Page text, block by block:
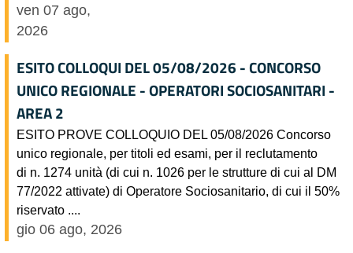
ven 07 ago,
2026
ESITO COLLOQUI DEL 05/08/2026 - CONCORSO
UNICO REGIONALE - OPERATORI SOCIOSANITARI -
AREA 2
ESITO PROVE COLLOQUIO DEL 05/08/2026 Concorso
unico regionale, per titoli ed esami, per il reclutamento
di n. 1274 unità (di cui n. 1026 per le strutture di cui al DM
77/2022 attivate) di Operatore Sociosanitario, di cui il 50%
riservato ....
gio 06 ago, 2026